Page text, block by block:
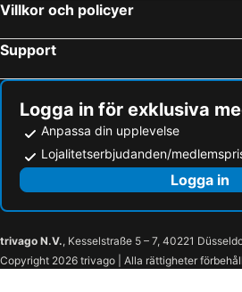
Villkor och policyer
Support
Logga in för exklusiva
Anpassa din upplevelse
Lojalitetserbjudanden/
Logga in
trivago N.V., Kesselstraße 5 – 7, 40221
Copyright 2026 trivago | Alla rättigheter